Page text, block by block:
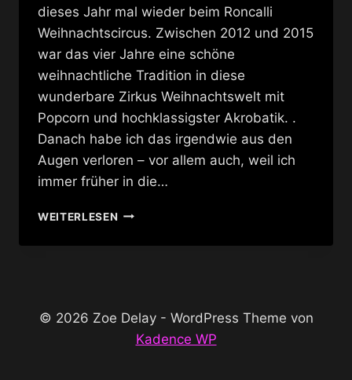
dieses Jahr mal wieder beim Roncalli
Weihnachtscircus. Zwischen 2012 und 2015
war das vier Jahre eine schöne
weihnachtliche Tradition in diese
wunderbare Zirkus Weihnachtswelt mit
Popcorn und hochklassigster Akrobatik. .
Danach habe ich das irgendwie aus den
Augen verloren – vor allem auch, weil ich
immer früher in die…
WEITERLESENRONCALLI
2025
© 2026 Zoe Delay - WordPress Theme von
Kadence WP